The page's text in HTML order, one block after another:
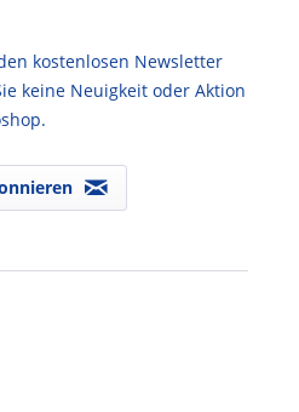
kostenlosen Newsletter
keine Neuigkeit oder Aktion